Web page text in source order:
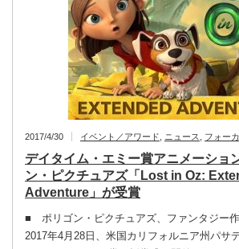
2017/4/30 イベント／アワード ニュース フォー
デイタイム・エミー賞アニメーシ
ン・ピクチュアズ「Lost in Oz:
Adventure」が受賞
■ ポリゴン・ピクチュアズ、ファンタジー
2017年4月28日、米国カリフォルニア州パサ